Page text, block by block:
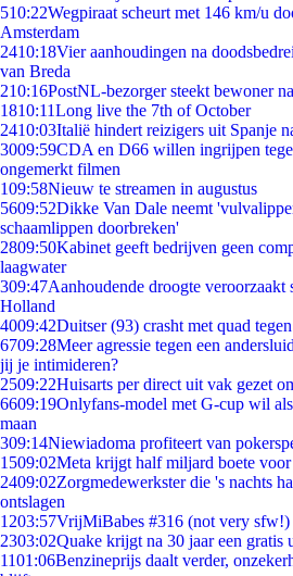
510:22Wegpiraat scheurt met 146 km/u
Amsterdam
2410:18Vier aanhoudingen na
van Breda
210:16PostNL-bezorger steekt bewoner
1810:11Long live the 7th of October
2410:03Italië hindert reizigers uit Spanje
3009:59CDA en D66 willen ingrijpen
ongemerkt filmen
109:58Nieuw te streamen in augustus
5609:52Dikke Van Dale neemt
schaamlippen doorbreken'
2809:50Kabinet geeft bedrijven geen
laagwater
309:47Aanhoudende droogte
Holland
4009:42Duitser (93) crasht met quad
6709:28Meer agressie tegen een
jij je intimideren?
2509:22Huisarts per direct uit vak gezet
6609:19Onlyfans-model met G-cup wil
maan
309:14Niewiadoma profiteert van
1509:02Meta krijgt half miljard boete voor
2409:02Zorgmedewerkster die 's nachts
ontslagen
1203:57VrijMiBabes #316 (not very sfw!)
2303:02Quake krijgt na 30 jaar een gratis
1101:06Benzineprijs daalt verder,